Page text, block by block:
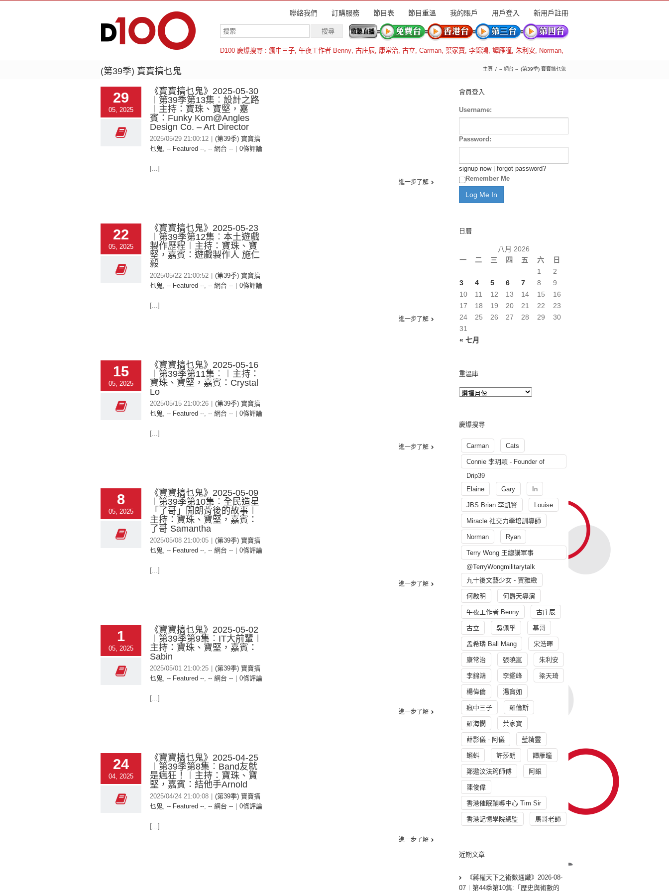
聯絡我們 訂購服務 節目表 節目重溫 我的賬戶 用戶登入 新用戶註冊
D100 慶爆搜尋 : 瘋中三子, 午夜工作者 Benny, 古庄辰, 康常治, 古立, Carman, 葉家寶, 李錦鴻, 譚雁瞳, 朱利安, Norman,
羅倫斯
(第39季) 寶寶搞乜鬼 主頁 -- 網台 -- (第39季) 寶寶搞乜鬼
29
05, 2025
《寶寶搞乜鬼》2025-05-30
︱第39季第13集︰設計之路
︱主持：寶珠、寶堅，嘉
賓：Funky Kom@Angles
Design Co. – Art Director
2025/05/29 21:00:12
(第39季) 寶寶搞
乜鬼, -- Featured --, -- 網台 -- 0條評論
[...]
進一步了解
22
05, 2025
《寶寶搞乜鬼》2025-05-23
︱第39季第12集︰本土遊戲
製作歷程︱主持：寶珠、寶
堅，嘉賓：遊戲製作人 施仁
毅
2025/05/22 21:00:52
(第39季) 寶寶搞
乜鬼, -- Featured --, -- 網台 -- 0條評論
[...]
進一步了解
15
05, 2025
《寶寶搞乜鬼》2025-05-16
︱第39季第11集︰︱主持：
寶珠、寶堅，嘉賓：Crystal
Lo
2025/05/15 21:00:26
(第39季) 寶寶搞
乜鬼, -- Featured --, -- 網台 -- 0條評論
[...]
進一步了解
8
05, 2025
《寶寶搞乜鬼》2025-05-09
︱第39季第10集︰全民造星
「了哥」開朗背後的故事︱
主持：寶珠、寶堅，嘉賓：
了哥 Samantha
2025/05/08 21:00:05
(第39季) 寶寶搞
乜鬼, -- Featured --, -- 網台 -- 0條評論
[...]
進一步了解
1
05, 2025
《寶寶搞乜鬼》2025-05-02
︱第39季第9集︰IT大前輩︱
主持：寶珠、寶堅，嘉賓：
Sabin
2025/05/01 21:00:25
(第39季) 寶寶搞
乜鬼, -- Featured --, -- 網台 -- 0條評論
[...]
進一步了解
24
04, 2025
《寶寶搞乜鬼》2025-04-25
︱第39季第8集︰Band友就
是瘋狂！︱主持：寶珠、寶
堅，嘉賓：結他手Arnold
2025/04/24 21:00:08
(第39季) 寶寶搞
乜鬼, -- Featured --, -- 網台 -- 0條評論
[...]
進一步了解
會員登入
Username:
Password:
signup now| forgot password?
Remember Me
日曆
八月 2026
一
二 三 四 五 六 日
« 七月
1
2
3
4 5 6 7 8
9
10
11 12 13 14 15
16
17
18 19 20 21 22
23
24
25 26 27 28 29
30
31
重溫庫
慶爆搜尋
Carman Cats
Connie 李玥穎 - Founder of
Drip39
Elaine
Gary In
JBS Brian 李凱賢 Louise
Miracle 社交力學培訓導師
Norman Ryan
Terry Wong 王總講軍事
@TerryWongmilitarytalk
九十後文藝少女 - 賈雅緻
何啟明 何爵天導演
午夜工作者 Benny 古庄辰
古立 吳佩孚 基哥
孟希璘 Ball Mang 宋浩暉
康常治 張曉嵐 朱利安
李錦鴻 李鑑峰 梁天琦
楊偉倫 湯寳如
瘋中三子 羅倫斯
羅海憫 葉家寶
薛影儀 - 阿儀 藍精靈
蝌蚪 許莎朗 譚雁瞳
鄭遨汶法筠師傅 阿銀
陳俊偉
香港催眠輔導中心 Tim Sir
香港記憶學院總監 馬哥老師
近期文章
《蔣權天下之術數通識》2026-08-
07︱第44季第10集:「歴史與術數的